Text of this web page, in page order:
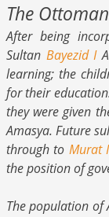
The
After being
Sultan Bayezid I
learning; the
for their
they were given
Amasya. Future
through to Murat
the position of
The population of